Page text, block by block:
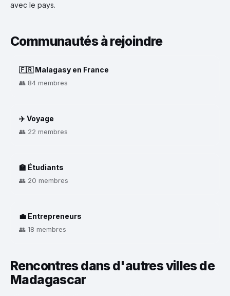
avec le pays.
Communautés à rejoindre
🇫🇷 Malagasy en France
👥 84 membres
✈️ Voyage
👥 22 membres
🏫 Étudiants
👥 20 membres
💼 Entrepreneurs
👥 18 membres
Rencontres dans d'autres villes de
Madagascar